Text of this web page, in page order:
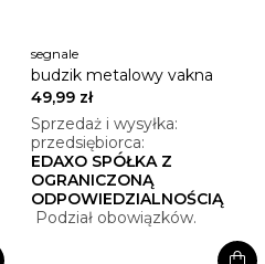
segnale
budzik metalowy vakna
49,99 zł
Sprzedaż i wysyłka:
przedsiębiorca:
EDAXO SPÓŁKA Z
OGRANICZONĄ
ODPOWIEDZIALNOŚCIĄ
Podział obowiązków.